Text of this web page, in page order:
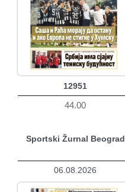
12951
44.00
Sportski Žurnal Beograd
06.08.2026